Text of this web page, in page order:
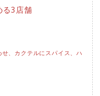
る3店舗
、カクテルにスパイス、ハ